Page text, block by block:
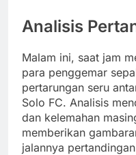
Analisis
Malam ini, saat jam
para penggemar
pertarungan seru
Solo FC. Analisis
dan kelemahan
memberikan
jalannya